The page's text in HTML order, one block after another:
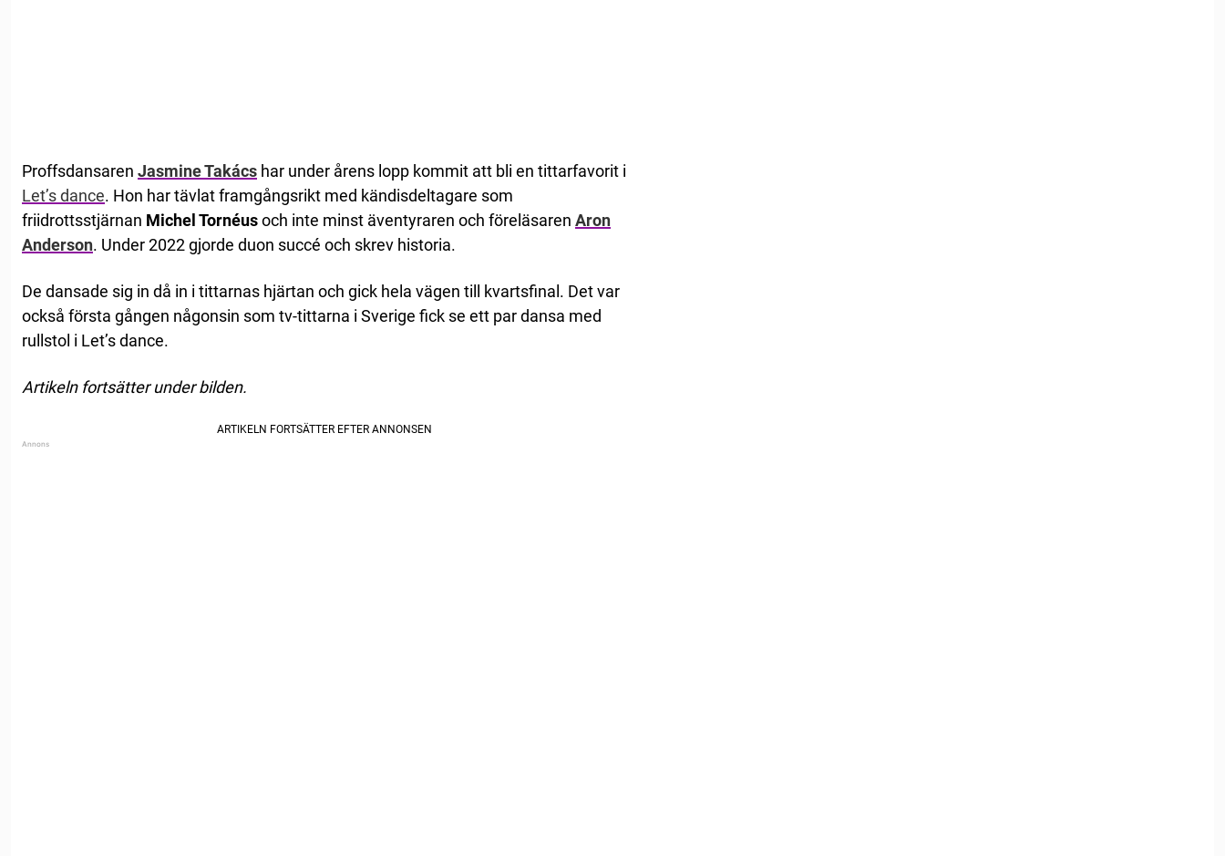
Proffsdansaren Jasmine Takács har under årens lopp kommit att bli en tittarfavorit i
Let’s dance. Hon har tävlat framgångsrikt med kändisdeltagare som
friidrottsstjärnan Michel Tornéusoch inte minst äventyraren och föreläsaren Aron
Anderson. Under 2022 gjorde duon succé och skrev historia.
De dansade sig in då in i tittarnas hjärtan och gick hela vägen till kvartsfinal. Det var
också första gången någonsin som tv-tittarna i Sverige fick se ett par dansa med
rullstol i Let’s dance.
Artikeln fortsätter under bilden.